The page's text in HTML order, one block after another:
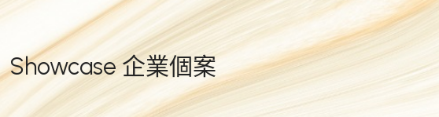
Showcase 企業個案